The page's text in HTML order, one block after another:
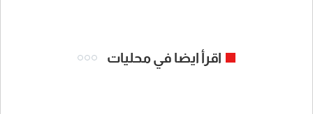
اقرأ ايضا في محليات